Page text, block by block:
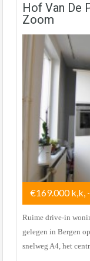
Hof Van De
Zoom
€169.000 k,k,
Ruime drive-in
gelegen in Bergen
snelweg A4, het